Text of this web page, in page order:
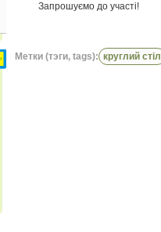
Запрошуємо до участі!
Метки (тэги, tags): круглий стіл